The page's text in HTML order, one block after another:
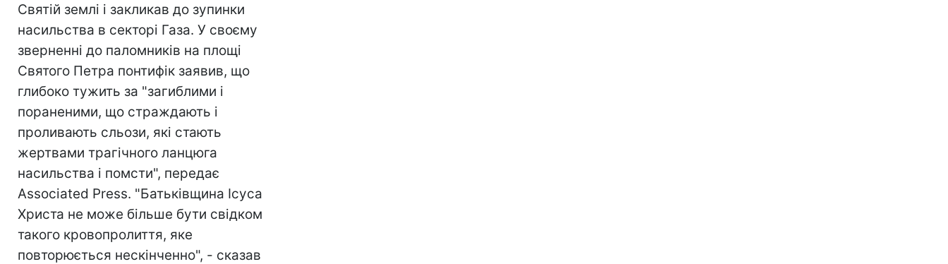
Святій землі і закликав до зупинки
насильства в секторі Газа. У своєму
зверненні до паломників на площі
Святого Петра понтифік заявив, що
глибоко тужить за "загиблими і
пораненими, що страждають і
проливають сльози, які стають
жертвами трагічного ланцюга
насильства і помсти", передає
Associated Press. "Батьківщина Ісуса
Христа не може більше бути свідком
такого кровопролиття, яке
повторюється нескінченно", - сказав